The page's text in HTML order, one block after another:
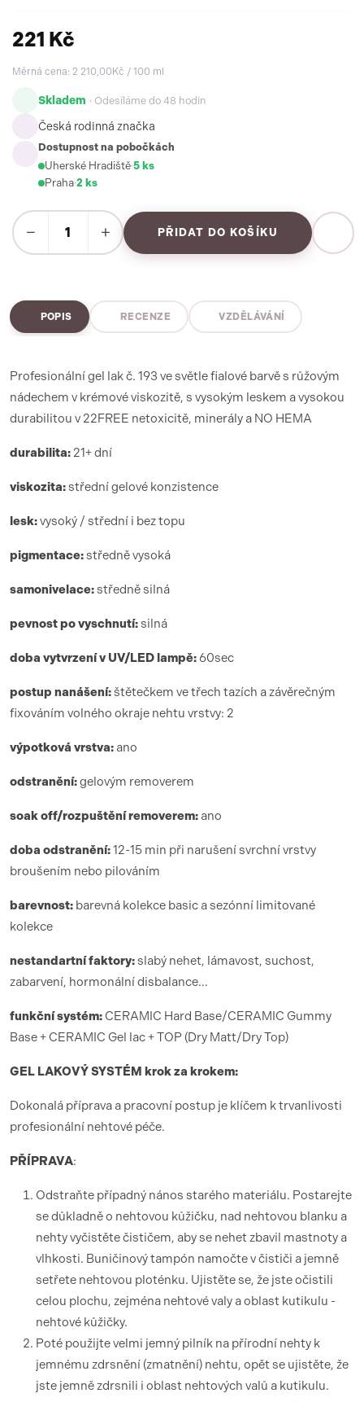
221 Kč
Měrná cena: 2 210,00Kč / 100 ml
Skladem · Odesíláme do 48 hodin
Česká rodinná značka
Dostupnost na pobočkách
Uherské Hradiště·5 ks
Praha·2 ks
− + PŘIDAT DO KOŠÍKU
POPIS RECENZE VZDĚLÁVÁNÍ
Profesionální gel lak č. 193 ve světle fialové barvě s růžovým
nádechem v krémové viskozitě, s vysokým leskem a vysokou
durabilitou v 22FREE netoxicitě, minerály a NO HEMA
durabilita: 21+ dní
viskozita:střední gelové konzistence
lesk:vysoký / střední i bez topu
pigmentace:středně vysoká
samonivelace:středně silná
pevnost po vyschnutí:silná
doba vytvrzenív UV/LED lampě:60sec
postup nanášení:štětečkem ve třech tazích a závěrečným
fixováním volného okraje nehtu vrstvy: 2
výpotková vrstva: ano
odstranění:gelovým removerem
soak off/rozpuštění removerem: ano
doba odstranění:12-15 min při narušení svrchní vrstvy
broušením nebo pilováním
barevnost: barevná kolekce basic a sezónní limitované
kolekce
nestandartní faktory:slabý nehet, lámavost, suchost,
zabarvení, hormonální disbalance…
funkční systém:CERAMIC Hard Base/CERAMIC Gummy
Base + CERAMIC Gel lac + TOP (Dry Matt/Dry Top)
GEL LAKOVÝ SYSTÉM krok za krokem:
Dokonalá příprava a pracovní postup je klíčem k trvanlivosti
profesionální nehtové péče.
PŘÍPRAVA:
Odstraňte případný nános starého materiálu. Postarejte
se důkladně o nehtovou kůžičku, nad nehtovou blanku a
nehty vyčistěte čističem, aby se nehet zbavil mastnoty a
vlhkosti. Buničinový tampón namočte v čističi a jemně
setřete nehtovou ploténku. Ujistěte se, že jste očistili
celou plochu, zejména nehtové valy a oblast kutikulu -
nehtové kůžičky.
Poté použijte velmi jemný pilník na přírodní nehty k
jemnému zdrsnění (zmatnění) nehtu, opět se ujistěte, že
jste jemně zdrsnili i oblast nehtových valů a kutikulu.